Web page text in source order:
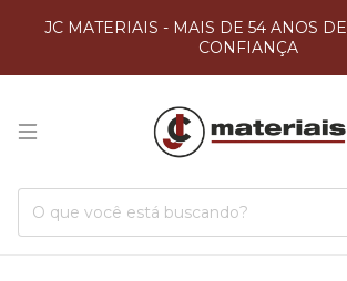
JC MATERIAIS - MAIS DE 54 ANOS
CONFIANÇA